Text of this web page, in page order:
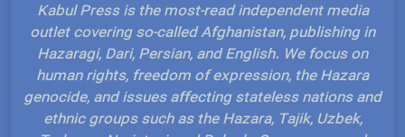
Kabul Press is the most-read independent media
outlet covering so-called Afghanistan, publishing in
Hazaragi, Dari, Persian, and English. We focus on
human rights, freedom of expression, the Hazara
genocide, and issues affecting stateless nations and
ethnic groups such as the Hazara, Tajik, Uzbek,